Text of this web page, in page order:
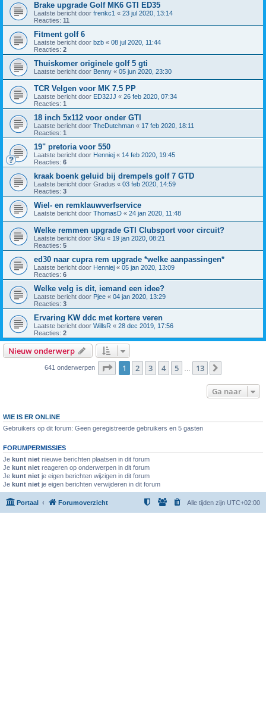
Brake upgrade Golf MK6 GTI ED35
Laatste bericht door frenkc1 « 23 jul 2020, 13:14
Reacties: 11
Fitment golf 6
Laatste bericht door bzb « 08 jul 2020, 11:44
Reacties: 2
Thuiskomer originele golf 5 gti
Laatste bericht door Benny « 05 jun 2020, 23:30
TCR Velgen voor MK 7.5 PP
Laatste bericht door ED32JJ « 26 feb 2020, 07:34
Reacties: 1
18 inch 5x112 voor onder GTI
Laatste bericht door TheDutchman « 17 feb 2020, 18:11
Reacties: 1
19" pretoria voor 550
Laatste bericht door Henniej « 14 feb 2020, 19:45
Reacties: 6
kraak boenk geluid bij drempels golf 7 GTD
Laatste bericht door Gradus « 03 feb 2020, 14:59
Reacties: 3
Wiel- en remklauwverfservice
Laatste bericht door ThomasD « 24 jan 2020, 11:48
Welke remmen upgrade GTI Clubsport voor circuit?
Laatste bericht door SKu « 19 jan 2020, 08:21
Reacties: 5
ed30 naar cupra rem upgrade *welke aanpassingen*
Laatste bericht door Henniej « 05 jan 2020, 13:09
Reacties: 6
Welke velg is dit, iemand een idee?
Laatste bericht door Pjee « 04 jan 2020, 13:29
Reacties: 3
Ervaring KW ddc met kortere veren
Laatste bericht door WillsR « 28 dec 2019, 17:56
Reacties: 2
Nieuw onderwerp
641 onderwerpen Pagina van 13
1 2 3 4 5 … 13
Ga naar
WIE IS ER ONLINE
Gebruikers op dit forum: Geen geregistreerde gebruikers en 5 gasten
FORUMPERMISSIES
Je kunt niet nieuwe berichten plaatsen in dit forum
Je kunt niet reageren op onderwerpen in dit forum
Je kunt niet je eigen berichten wijzigen in dit forum
Je kunt niet je eigen berichten verwijderen in dit forum
Portaal Forumoverzicht Alle tijden zijn UTC+02:00